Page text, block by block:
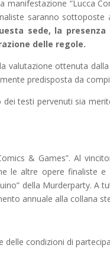
“Lucca
saranno sottoposte
sede, la
delle regole.
valutazione ottenuta
predisposta da
testi pervenuti sia
& Games”. Al
le altre opere finaliste
della Murderparty. A
annuale alla collana
delle condizioni di